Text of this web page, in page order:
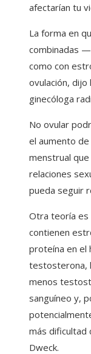
afectarían tu
La forma en
combinadas
como con
ovulación, dijo
ginecóloga
No ovular
el aumento de
menstrual
relaciones
pueda seguir
Otra teoría es
contienen
proteína en el
testosterona,
menos
sanguíneo y,
más dificultad
Dweck.